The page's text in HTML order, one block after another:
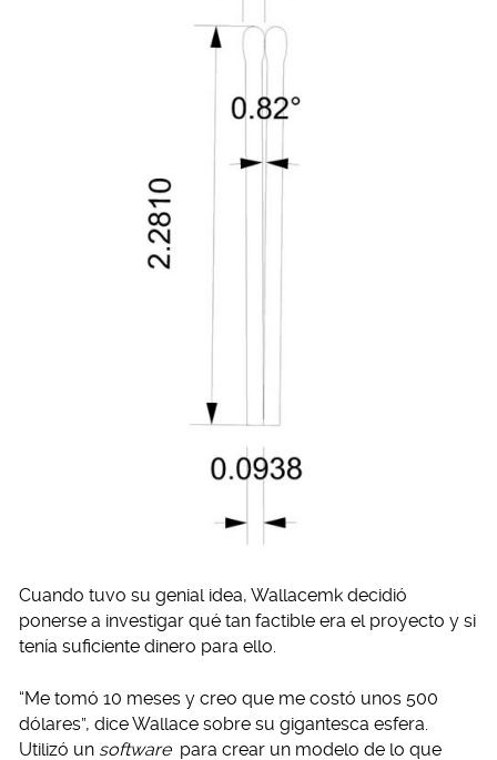
Cuando tuvo su genial idea, Wallacemk decidió
ponerse a investigar qué tan factible era el proyecto y si
tenía suficiente dinero para ello.
“Me tomó 10 meses y creo que me costó unos 500
dólares”, dice Wallace sobre su gigantesca esfera.
Utilizó un software para crear un modelo de lo que